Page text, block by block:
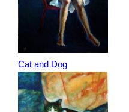
Cat and Dog